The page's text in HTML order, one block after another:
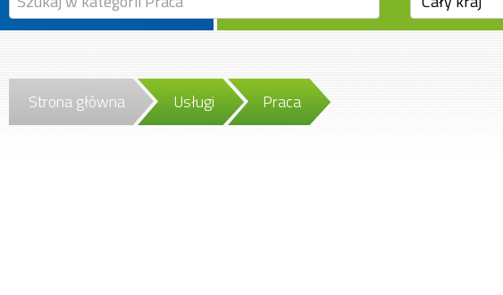
Strona główna Usługi Praca